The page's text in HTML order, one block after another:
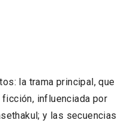
la trama principal, que
influenciada por
y las secuencias